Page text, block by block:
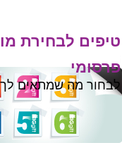
טיפים לבחירת
פרסומי
לבחור מה שמתאים לך